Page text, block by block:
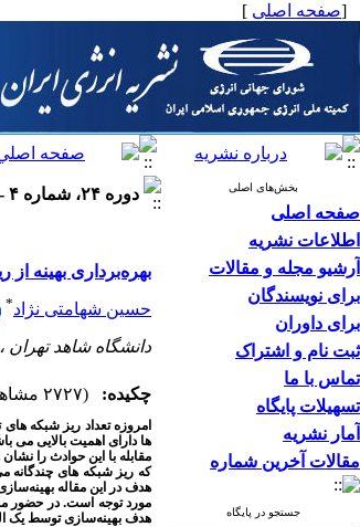
[صفحه اصلی ]
بخش‌های اصلی
صفحه اصلی
اطلاعات نشریه
آرشیو مجله و مقالات
برای نویسندگان
برای داوران
ثبت نام و اشتراک
تماس با ما
تسهیلات پایگاه
آمار نشریه
مقالات آخرین شماره
جستجو در پایگاه
دوره ۲۴، شماره ۴ - ( ۱۲-۱۴۰۰ )
بهره‌برداری بهینه
حسین شهامتی نژاد*
دانشگاه شاهد تهران ،
چکیده: (۲۷۲۷ مشاهده)
امروزه تعداد ریز شبکه
ها دارای اهمیت بالایی می
مقابله با این حوادث را
که ریز شبکه های چندگانه
هدف در این مقاله
مورد توجه است. در حضور
هدف بهینه‌سازی توسط یک